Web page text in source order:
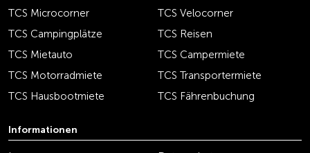
TCS Microcorner
TCS Velocorner
TCS Campingplätze
TCS Reisen
TCS Mietauto
TCS Campermiete
TCS Motorradmiete
TCS Transportermiete
TCS Hausbootmiete
TCS Fährenbuchung
Informationen